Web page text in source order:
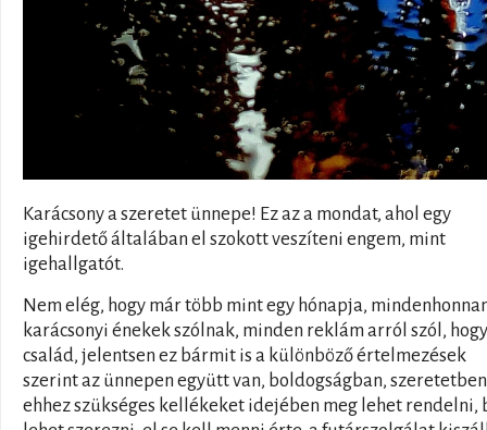
Karácsony a szeretet ünnepe! Ez az a mondat, ahol egy
igehirdető általában el szokott veszíteni engem, mint
igehallgatót.
Nem elég, hogy már több mint egy hónapja,
karácsonyi énekek szólnak, minden reklám arról szól,
család, jelentsen ez bármit is a különböző értelmezések
szerint az ünnepen együtt van, boldogságban,
ehhez szükséges kellékeket idejében meg lehet rendelni,